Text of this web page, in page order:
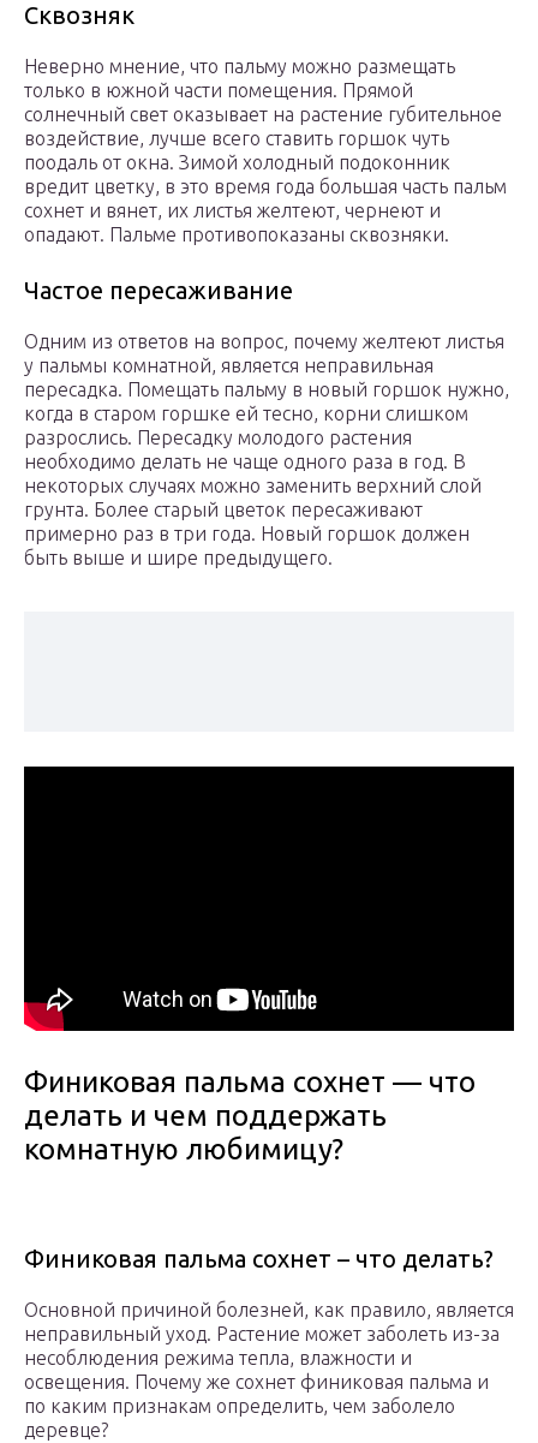
Сквозняк
Неверно мнение, что пальму можно размещать
только в южной части помещения. Прямой
солнечный свет оказывает на растение губительное
воздействие, лучше всего ставить горшок чуть
поодаль от окна. Зимой холодный подоконник
вредит цветку, в это время года большая часть пальм
сохнет и вянет, их листья желтеют, чернеют и
опадают. Пальме противопоказаны сквозняки.
Частое пересаживание
Одним из ответов на вопрос, почему желтеют листья
у пальмы комнатной, является неправильная
пересадка. Помещать пальму в новый горшок нужно,
когда в старом горшке ей тесно, корни слишком
разрослись. Пересадку молодого растения
необходимо делать не чаще одного раза в год. В
некоторых случаях можно заменить верхний слой
грунта. Более старый цветок пересаживают
примерно раз в три года. Новый горшок должен
быть выше и шире предыдущего.
Финиковая пальма сохнет — что
делать и чем поддержать
комнатную любимицу?
Финиковая пальма сохнет – что делать?
Основной причиной болезней, как правило, является
неправильный уход. Растение может заболеть из-за
несоблюдения режима тепла, влажности и
освещения. Почему же сохнет финиковая пальма и
по каким признакам определить, чем заболело
деревце?